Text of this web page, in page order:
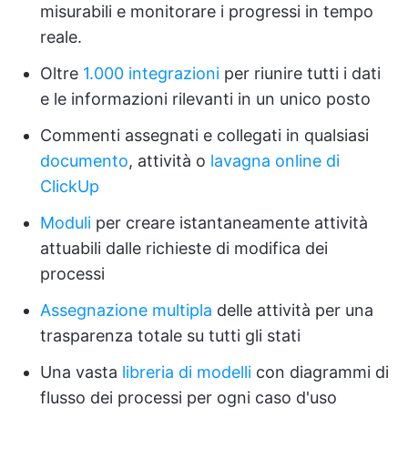
misurabili e monitorare i progressi in tempo
reale.
Oltre 1.000 integrazioni per riunire tutti i dati
e le informazioni rilevanti in un unico posto
Commenti assegnati e collegati in qualsiasi
documento, attività o lavagna online di
ClickUp
Moduli per creare istantaneamente attività
attuabili dalle richieste di modifica dei
processi
Assegnazione multipla delle attività per una
trasparenza totale su tutti gli stati
Una vasta libreria di modelli con diagrammi di
flusso dei processi per ogni caso d'uso